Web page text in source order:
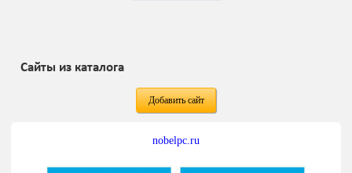
Сайты из каталога
Добавить сайт
nobelpc.ru